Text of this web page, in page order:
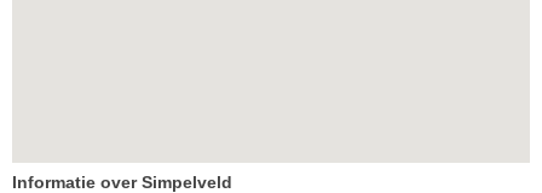
Informatie over Simpelveld